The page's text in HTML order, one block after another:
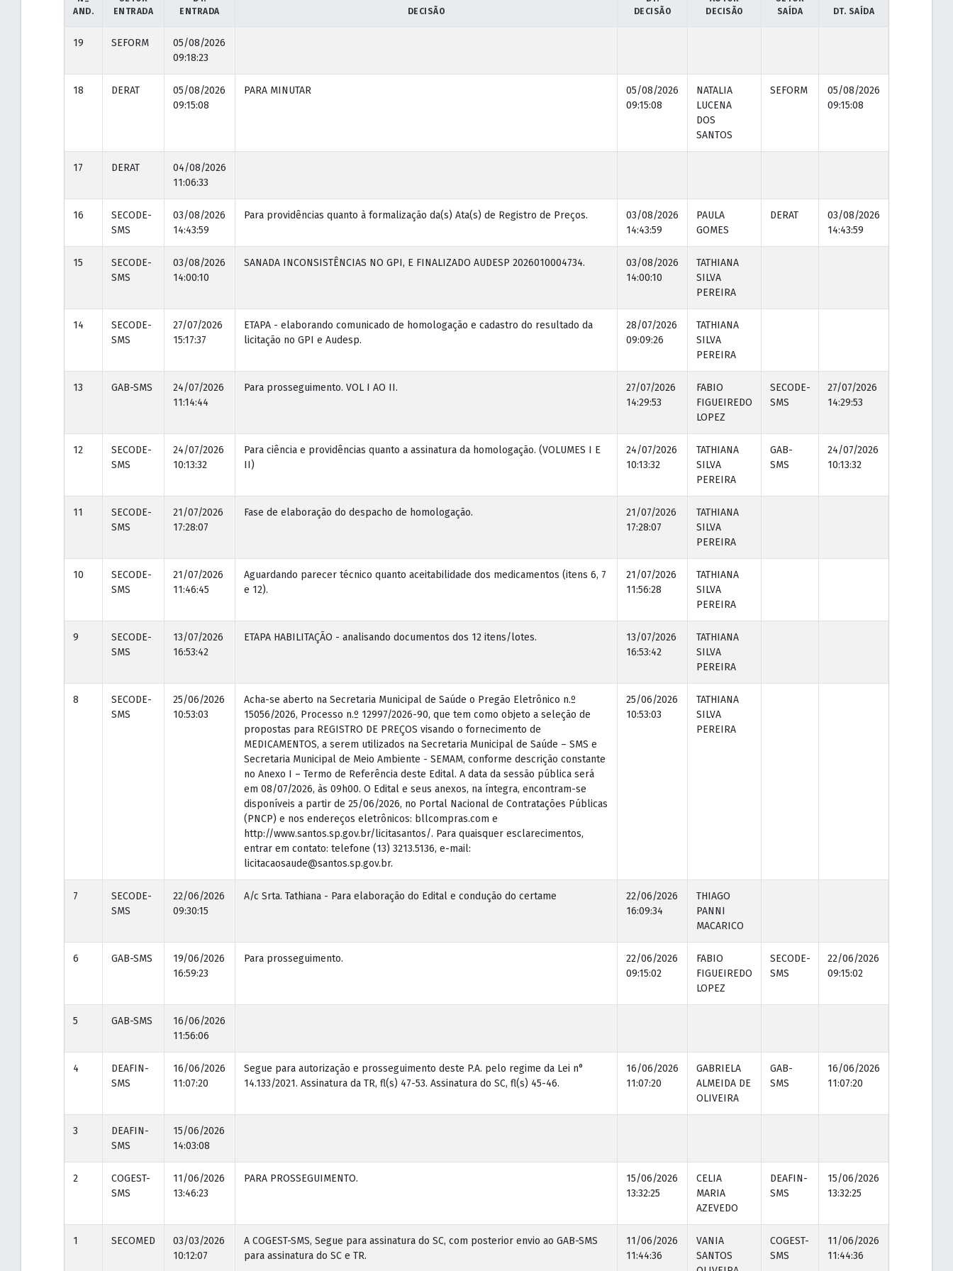
AND.
ENTRADA
ENTRADA
DECISÃO
DECISÃO
DECISÃO
SAÍDA
DT. SAÍDA
19 SEFORM
05/08/2026
09:18:23
18 DERAT
05/08/2026
09:15:08
PARA MINUTAR
05/08/2026
09:15:08
NATALIA
LUCENA
DOS
SANTOS
SEFORM
05/08/2026
09:15:08
17 DERAT
04/08/2026
11:06:33
16
SECODE-
SMS
03/08/2026
14:43:59
Para providências quanto à formalização da(s) Ata(s) de Registro de Preços.
03/08/2026
14:43:59
PAULA
GOMES
DERAT
03/08/2026
14:43:59
15
SECODE-
SMS
03/08/2026
14:00:10
SANADA INCONSISTÊNCIAS NO GPI, E FINALIZADO AUDESP 2026010004734.
03/08/2026
14:00:10
TATHIANA
SILVA
PEREIRA
14
SECODE-
SMS
27/07/2026
15:17:37
ETAPA - elaborando comunicado de homologação e cadastro do resultado da
licitação no GPI e Audesp.
28/07/2026
09:09:26
TATHIANA
SILVA
PEREIRA
13 GAB-SMS
24/07/2026
11:14:44
Para prosseguimento. VOL I AO II.
27/07/2026
14:29:53
FABIO
FIGUEIREDO
LOPEZ
SECODE-
SMS
27/07/2026
14:29:53
12
SECODE-
SMS
24/07/2026
10:13:32
Para ciência e providências quanto a assinatura da homologação. (VOLUMES I E
II)
24/07/2026
10:13:32
TATHIANA
SILVA
PEREIRA
GAB-
SMS
24/07/2026
10:13:32
11
SECODE-
SMS
21/07/2026
17:28:07
Fase de elaboração do despacho de homologação.
21/07/2026
17:28:07
TATHIANA
SILVA
PEREIRA
10
SECODE-
SMS
21/07/2026
11:46:45
Aguardando parecer técnico quanto aceitabilidade dos medicamentos (itens 6, 7
e 12).
21/07/2026
11:56:28
TATHIANA
SILVA
PEREIRA
9
SECODE-
SMS
13/07/2026
16:53:42
ETAPA HABILITAÇÃO - analisando documentos dos 12 itens/lotes.
13/07/2026
16:53:42
TATHIANA
SILVA
PEREIRA
8
SECODE-
SMS
25/06/2026
10:53:03
Acha-se aberto na Secretaria Municipal de Saúde o Pregão Eletrônico n.º
15056/2026, Processo n.º 12997/2026-90, que tem como objeto a seleção de
propostas para REGISTRO DE PREÇOS visando o fornecimento de
MEDICAMENTOS, a serem utilizados na Secretaria Municipal de Saúde – SMS e
Secretaria Municipal de Meio Ambiente - SEMAM, conforme descrição constante
no Anexo I – Termo de Referência deste Edital. A data da sessão pública será
em 08/07/2026, às 09h00. O Edital e seus anexos, na íntegra, encontram-se
disponíveis a partir de 25/06/2026, no Portal Nacional de Contratações Públicas
(PNCP) e nos endereços eletrônicos: bllcompras.com e
http://www.santos.sp.gov.br/licitasantos/. Para quaisquer esclarecimentos,
entrar em contato: telefone (13) 3213.5136, e-mail:
licitacaosaude@santos.sp.gov.br.
25/06/2026
10:53:03
TATHIANA
SILVA
PEREIRA
7
SECODE-
SMS
22/06/2026
09:30:15
A/c Srta. Tathiana - Para elaboração do Edital e condução do certame
22/06/2026
16:09:34
THIAGO
PANNI
MACARICO
6 GAB-SMS
19/06/2026
16:59:23
Para prosseguimento.
22/06/2026
09:15:02
FABIO
FIGUEIREDO
LOPEZ
SECODE-
SMS
22/06/2026
09:15:02
5 GAB-SMS
16/06/2026
11:56:06
4
DEAFIN-
SMS
16/06/2026
11:07:20
Segue para autorização e prosseguimento deste P.A. pelo regime da Lei n°
14.133/2021. Assinatura da TR, fl(s) 47-53. Assinatura do SC, fl(s) 45-46.
16/06/2026
11:07:20
GABRIELA
ALMEIDA DE
OLIVEIRA
GAB-
SMS
16/06/2026
11:07:20
3
DEAFIN-
SMS
15/06/2026
14:03:08
2
COGEST-
SMS
11/06/2026
13:46:23
PARA PROSSEGUIMENTO.
15/06/2026
13:32:25
CELIA
MARIA
AZEVEDO
DEAFIN-
SMS
15/06/2026
13:32:25
1 SECOMED
03/03/2026
10:12:07
A COGEST-SMS, Segue para assinatura do SC, com posterior envio ao GAB-SMS
para assinatura do SC e TR.
11/06/2026
11:44:36
VANIA
SANTOS
COGEST-
SMS
11/06/2026
11:44:36